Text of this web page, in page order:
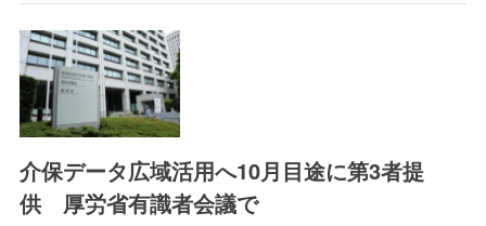
介保データ広域活用へ10月目途に第3者提
供 厚労省有識者会議で